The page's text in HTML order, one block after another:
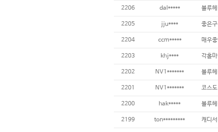
2206 dal*****
2205 jju****
2204 ccm*****
2203 khj****
2202 NV1*******
2201 NV1*******
2200 hak***** 블루
2199 ton********* 캐디